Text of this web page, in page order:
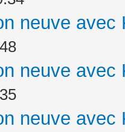
neuve avec
neuve avec
neuve avec